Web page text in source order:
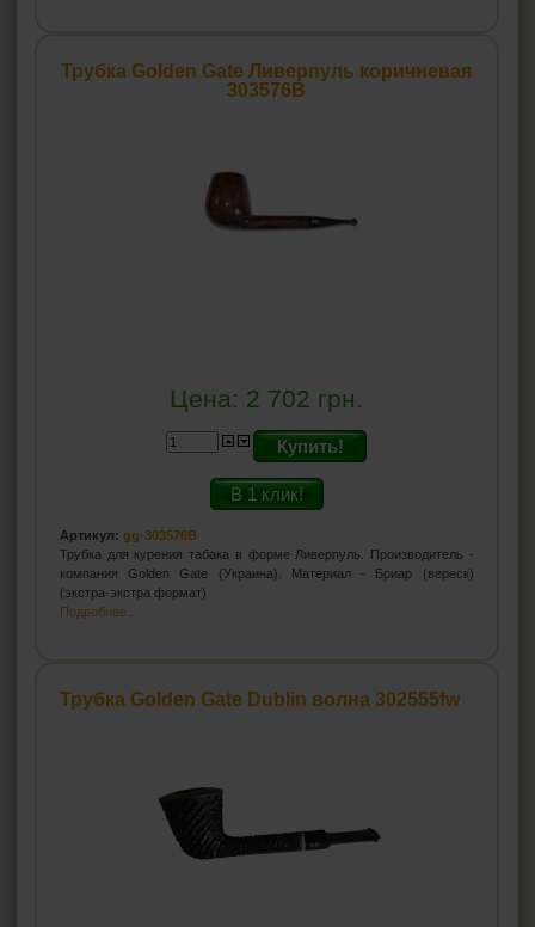
Трубка Golden Gate Ливерпуль коричневая
303576B
Цена: 2 702 грн.
Купить!
В 1 клик!
Артикул: gg-303576B
Трубка для курения табака в форме Ливерпуль. Производитель -
компания Golden Gate (Украина). Материал - Бриар (вереск)
(экстра-экстра формат)
Подробнее...
Трубка Golden Gate Dublin волна 302555fw